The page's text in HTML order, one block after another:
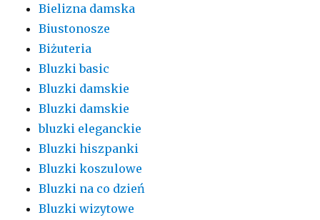
Bielizna damska
Biustonosze
Biżuteria
Bluzki basic
Bluzki damskie
Bluzki damskie
bluzki eleganckie
Bluzki hiszpanki
Bluzki koszulowe
Bluzki na co dzień
Bluzki wizytowe